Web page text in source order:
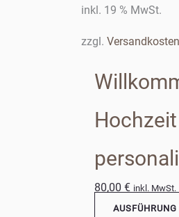
inkl. 19 % MwSt.
zzgl. Versandkosten
Hochzeit
80,00€ inkl. MwSt.